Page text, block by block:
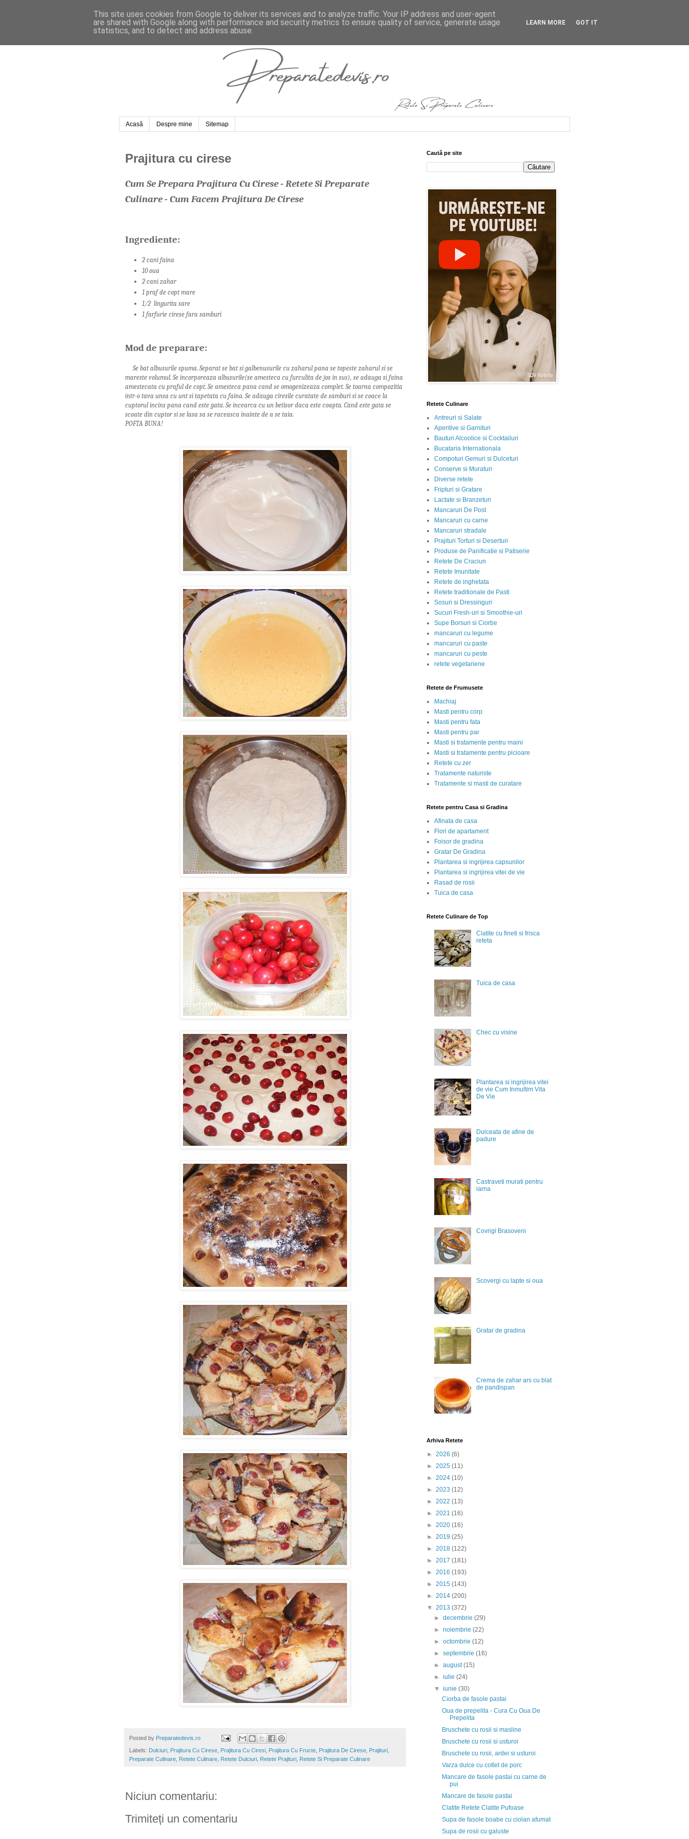
Acasă Despre mine Sitemap
Prajitura cu cirese
Cum Se Prepara Prajitura Cu Cirese - Retete Si Preparate
Culinare - Cum Facem Prajitura De Cirese
Ingrediente:
2 cani faina
10 oua
2 cani zahar
1 praf de copt mare
1/2 lingurita sare
1 farfurie cirese fara samburi
Mod de preparare:
Se bat albusurile spuma. Separat se bat si galbenusurile cu zaharul pana se topeste zaharul si se
mareste volumul. Se incorporeaza albusurile(se amesteca cu furculita de jos in sus), se adauga si faina
amestecata cu praful de copt. Se amesteca pana cand se omogenizeaza complet. Se toarna compozitia
intr-o tava unsa cu unt si tapetata cu faina. Se adauga ciresile curatate de samburi si se coace la
cuptorul incins pana cand este gata. Se incearca cu un betisor daca este coapta. Cand este gata se
scoate din cuptor si se lasa sa se raceasca inainte de a se taia.
POFTA BUNA!
Posted by Preparatedevis.ro
Labels: Dulciuri Prajitura Cu Cirese Prajitura Cu Ciresi Prajitura Cu Fructe Prajitura De Cirese Prajituri
Preparate Culinare Retete Culinare Retete Dulciuri Retete Prajituri Retete Si Preparate Culinare
Niciun comentariu:
Trimiteți un comentariu
Caută pe site
Retete Culinare
Antreuri si Salate
Aperitive si Garnituri
Bauturi Alcoolice si Cocktailuri
Bucataria Internationala
Compoturi Gemuri si Dulceturi
Conserve si Muraturi
Diverse retete
Fripturi si Gratare
Lactate si Branzeturi
Mancaruri De Post
Mancaruri cu carne
Mancaruri stradale
Prajituri Torturi si Deserturi
Produse de Panificatie si Patiserie
Retete De Craciun
Retete Imunitate
Retete de inghetata
Retete traditionale de Pasti
Sosuri si Dressinguri
Sucuri Fresh-uri si Smoothie-uri
Supe Borsuri si Ciorbe
mancaruri cu legume
mancaruri cu paste
mancaruri cu peste
retete vegetariene
Retete de Frumusete
Machiaj
Masti pentru corp
Masti pentru fata
Masti pentru par
Masti si tratamente pentru maini
Masti si tratamente pentru picioare
Retete cu zer
Tratamente naturiste
Tratamente si masti de curatare
Retete pentru Casa si Gradina
Afinata de casa
Flori de apartament
Foisor de gradina
Gratar De Gradina
Plantarea si ingrijirea capsunilor
Plantarea si ingrijirea vitei de vie
Rasad de rosii
Tuica de casa
Retete Culinare de Top
Clatite cu fineti si frisca
reteta
Tuica de casa
Chec cu visine
Plantarea si ingrijirea vitei
de vie Cum Inmultim Vita
De Vie
Dulceata de afine de
padure
Castraveti murati pentru
iarna
Covrigi Brasoveni
Scovergi cu lapte si oua
Gratar de gradina
Crema de zahar ars cu blat
de pandispan
Arhiva Retete
► 2026 (6)
► 2025 (11)
► 2024 (10)
► 2023 (12)
► 2022 (13)
► 2021 (16)
► 2020 (16)
► 2019 (25)
► 2018 (122)
► 2017 (181)
► 2016 (193)
► 2015 (143)
► 2014 (200)
▼ 2013 (372)
►decembrie(29)
►noiembrie(22)
►octombrie(12)
►septembrie(16)
►august(15)
►iulie(24)
▼iunie(30)
Ciorba de fasole pastai
Oua de prepelita - Cura Cu Oua De
Prepelita
Bruschete cu rosii si masline
Bruschete cu rosii si usturoi
Bruschete cu rosii, ardei si usturoi
Varza dulce cu cotlet de porc
Mancare de fasole pastai cu carne de
pui
Mancare de fasole pastai
Clatite Retete Clatite Pufoase
Supa de fasole boabe cu ciolan afumat
Supa de rosii cu galuste
This site uses cookies from Google to deliver its services and to analyze traffic. Your IP address and user-agent
are shared with Google along with performance and security metrics to ensure quality of service, generate usage
statistics, and to detect and address abuse.
LEARN MORE GOT IT